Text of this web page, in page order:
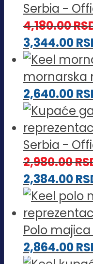
Serbia -
4,180.00
3,344.00
mornarska
2,640.00
Serbia -
2,980.00
2,384.00
Polo majica
2,864.00